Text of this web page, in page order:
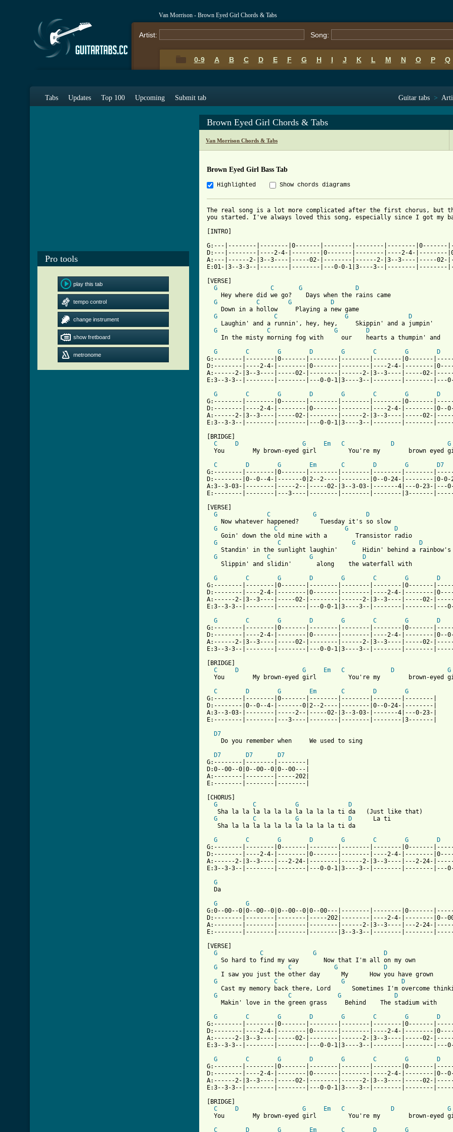
Van Morrison - Brown Eyed Girl Chords & Tabs
Artist: Song:
0-9 A B C D E F G H I J K L M N O P Q
Tabs Updates Top 100 Upcoming Submit tab Guitar tabs >
Pro tools
play this tab
tempo control
change instrument
show fretboard
metronome
Brown Eyed Girl Chords & Tabs
Van Morrison Chords & Tabs
Brown Eyed Girl Bass Tab
Highlighted Show chords diagrams
The real song is a lot more complicated after the first chorus, but
you started. I've always loved this song, especially since I got my
[INTRO]
G:---|--------|--------|0-------|--------|--------|--------|0-------
D:---|--------|----2-4-|--------|0-------|--------|----2-4-|--------
A:---|------2-|3--3----|-----02-|--------|------2-|3--3----|-----02-
E:01-|3--3-3--|--------|--------|---0-0-1|3----3--|--------|--------
[VERSE]
G
C G
D
    Hey where did we go?    Days when the rains came
G
C G
D
    Down in a hollow     Playing a new game
G
C G
D
    Laughin' and a runnin', hey, hey,     Skippin' and a jumpin'
G
C G
D
    In the misty morning fog with     our    hearts a thumpin' and
G
C G D G C G
D
G:--------|--------|0-------|--------|--------|--------|0-------
D:--------|----2-4-|--------|0-------|--------|----2-4-|--------
A:------2-|3--3----|-----02-|--------|------2-|3--3----|-----02-
E:3--3-3--|--------|--------|---0-0-1|3----3--|--------|--------|---0-
G
C G D G C G
D
G:--------|--------|0-------|--------|--------|--------|0-------
D:--------|----2-4-|--------|0-------|--------|----2-4-|--------|0--
A:------2-|3--3----|-----02-|--------|------2-|3--3----|-----02-|-----
E:3--3-3--|--------|--------|---0-0-1|3----3--|--------|--------
[BRIDGE]
C
D G Em C D G
You        My brown-eyed girl         You're my        brown eyed
C
D G Em C D G
D7
G:--------|--------|0-------|--------|--------|--------|--------
D:--------|0--0--4-|-------0|2--2----|--------|0--0-24-|--------|0-0-
A:3--3-03-|--------|-----2--|-----02-|3--3-03-|-------4|---0-23-|---0-
E:--------|--------|---3----|--------|--------|--------|3-------
[VERSE]
G
C G
D
    Now whatever happened?      Tuesday it's so slow
G
C G
D
    Goin' down the old mine with a        Transistor radio
G
C G
D
Standin' in the sunlight laughin'       Hidin' behind a rainbow's
G
C G
D
    Slippin' and slidin'       along    the waterfall with
G
C G D G C G
D
G:--------|--------|0-------|--------|--------|--------|0-------
D:--------|----2-4-|--------|0-------|--------|----2-4-|--------
A:------2-|3--3----|-----02-|--------|------2-|3--3----|-----02-
E:3--3-3--|--------|--------|---0-0-1|3----3--|--------|--------|---0-
G
C G D G C G
D
G:--------|--------|0-------|--------|--------|--------|0-------
D:--------|----2-4-|--------|0-------|--------|----2-4-|--------|0--
A:------2-|3--3----|-----02-|--------|------2-|3--3----|-----02-|-----
E:3--3-3--|--------|--------|---0-0-1|3----3--|--------|--------
[BRIDGE]
C
D G Em C D
G
C
D G Em C D
G
G:--------|--------|0-------|--------|--------|--------|--------|
D:--------|0--0--4-|-------0|2--2----|--------|0--0-24-|--------|
A:3--3-03-|--------|-----2--|-----02-|3--3-03-|-------4|---0-23-|
E:--------|--------|---3----|--------|--------|--------|3-------|
D7
    Do you remember when     We used to sing
D7
D7
D7
G:--------|--------|--------|
D:0--00--0|0--00--0|0--00---|
A:--------|--------|-----202|
E:--------|--------|--------|
[CHORUS]
G
C G
D
   Sha la la la la la la la la la la ti da   (Just like that)
G
C G D
      La ti
   Sha la la la la la la la la la la ti da
G
C G D G C G
D
G:--------|--------|0-------|--------|--------|--------|0-------
D:--------|----2-4-|--------|0-------|--------|----2-4-|--------
A:------2-|3--3----|---2-24-|--------|------2-|3--3----|---2-24-
E:3--3-3--|--------|--------|---0-0-1|3----3--|--------|--------|---0-
G
  Da
G
G
G:0--00--0|0--00--0|0--00--0|0--00---|--------|--------|0-------
D:--------|--------|--------|-----202|--------|----2-4-|--------|0--
A:--------|--------|--------|--------|------2-|3--3----|---2-24-
E:--------|--------|--------|--------|3--3-3--|--------|--------
[VERSE]
G
C G
D
    So hard to find my way       Now that I'm all on my own
G
C G
D
    I saw you just the other day      My      How you have grown
G
C G
D
Cast my memory back there, Lord      Sometimes I'm overcome
G
C G
D
    Makin' love in the green grass     Behind    The stadium with
G
C G D G C G
D
G:--------|--------|0-------|--------|--------|--------|0-------
D:--------|----2-4-|--------|0-------|--------|----2-4-|--------
A:------2-|3--3----|-----02-|--------|------2-|3--3----|-----02-
E:3--3-3--|--------|--------|---0-0-1|3----3--|--------|--------|---0-
G
C G D G C G
D
G:--------|--------|0-------|--------|--------|--------|0-------
D:--------|----2-4-|--------|0-------|--------|----2-4-|--------|0--
A:------2-|3--3----|-----02-|--------|------2-|3--3----|-----02-|-----
E:3--3-3--|--------|--------|---0-0-1|3----3--|--------|--------
[BRIDGE]
C
D G Em C D
G
You        My brown-eyed girl         You're my        brown-eyed
C
D G Em C D G